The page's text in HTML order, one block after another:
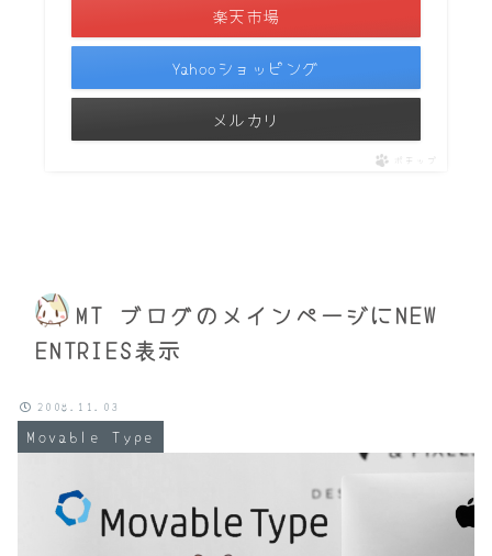
MT ブログのメインページにNEW
ENTRIES表示
Movable Type
2008.11.03
楽天市場
Yahooショッピング
メルカリ
ポチップ